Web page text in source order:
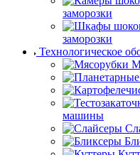
заморозки
заморозки
Технологическое
машины